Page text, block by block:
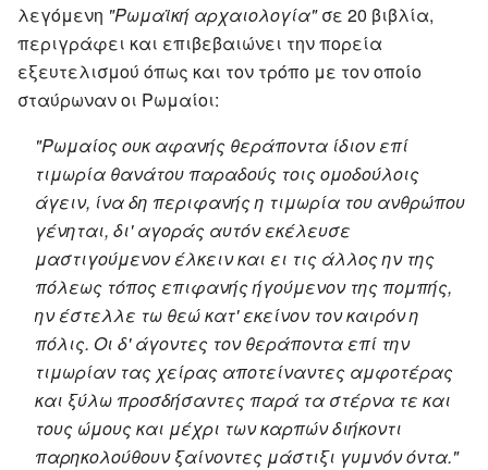
λεγόμενη "Ρωμαϊκή αρχαιολογία"σε 20 βιβλία,
περιγράφει και επιβεβαιώνει την πορεία
εξευτελισμού όπως και τον τρόπο με τον οποίο
σταύρωναν οι Ρωμαίοι:
"Ρωμαίος ουκ αφανής θεράποντα ίδιον επί
τιμωρία θανάτου παραδούς τοις ομοδούλοις
άγειν, ίνα δη περιφανής η τιμωρία του ανθρώπου
γένηται, δι' αγοράς αυτόν εκέλευσε
μαστιγούμενον έλκειν και ει τις άλλος ην της
πόλεως τόπος επιφανής ήγούμενον της πομπής,
ην έστελλε τω θεώ κατ' εκείνον τον καιρόν η
πόλις. Οι δ' άγοντες τον θεράποντα επί την
τιμωρίαν τας χείρας αποτείναντες αμφοτέρας
και ξύλω προσδήσαντες παρά τα στέρνα τε και
τους ώμους και μέχρι των καρπών διήκοντι
παρηκολούθουν ξαίνοντες μάστιξι γυμνόν όντα."